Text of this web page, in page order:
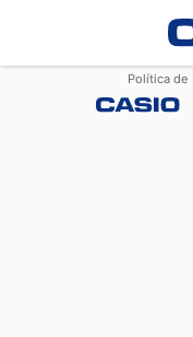
Política de